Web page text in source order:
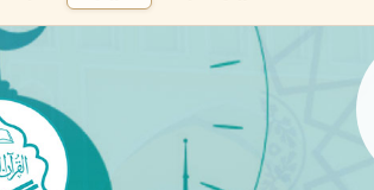
‹
‹